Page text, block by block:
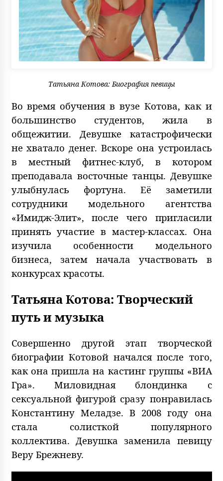
Татьяна Котова: Биография певицы
Во время обучения в вузе Котова, как и
большинство студентов, жила в
общежитии. Девушке катастрофически
не хватало денег. Вскоре она устроилась
в местный фитнес-клуб, в котором
преподавала восточные танцы. Девушке
улыбнулась фортуна. Её заметили
сотрудники модельного агентства
«Имидж-Элит», после чего пригласили
принять участие в мастер-классах. Она
изучила особенности модельного
бизнеса, затем начала участвовать в
конкурсах красоты.
Татьяна Котова: Творческий
путь и музыка
Совершенно другой этап творческой
биографии Котовой начался после того,
как она пришла на кастинг группы «ВИА
Гра». Миловидная блондинка с
сексуальной фигурой сразу понравилась
Константину Меладзе. В 2008 году она
стала солисткой популярного
коллектива. Девушка заменила певицу
Веру Брежневу.